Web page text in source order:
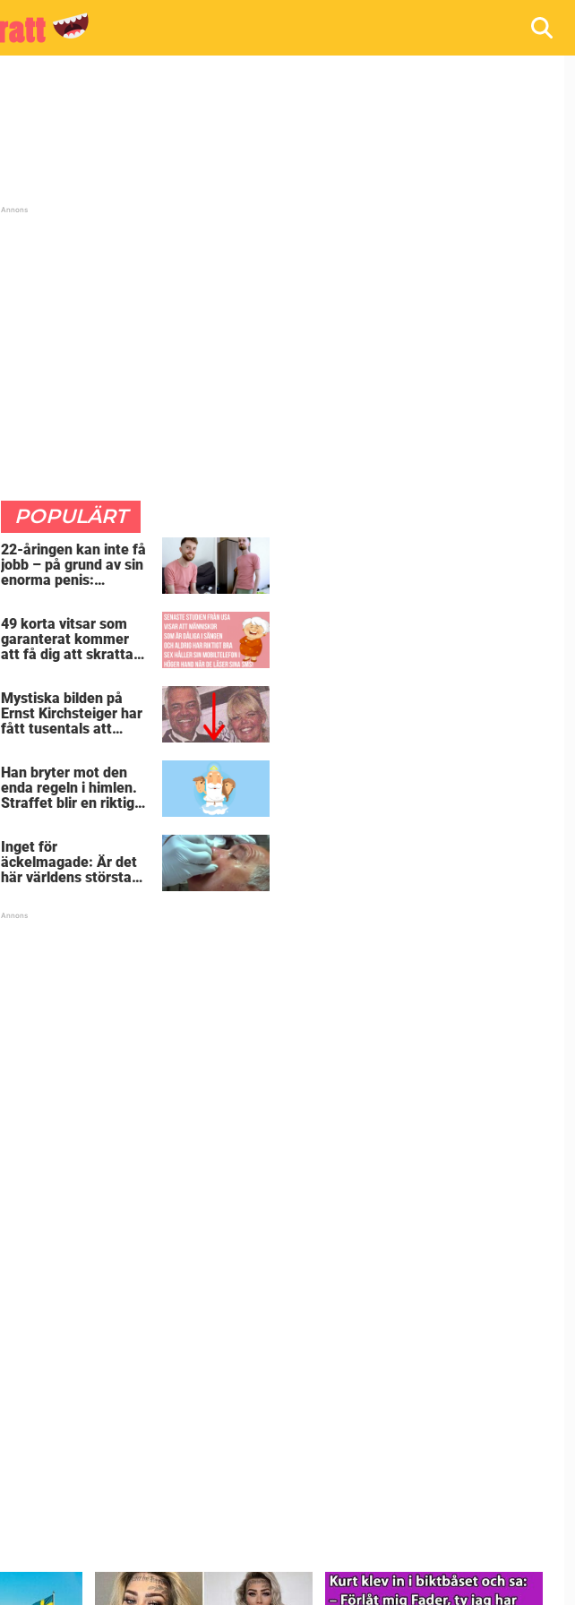
POPULÄRT
22-åringen kan inte få
jobb – på grund av sin
enorma penis:
49 korta vitsar som
garanterat kommer
att få dig att skratta
Mystiska bilden på
Ernst Kirchsteiger har
fått tusentals att
Han bryter mot den
enda regeln i himlen.
Straffet blir en riktigt
Inget för
äckelmagade: Är det
här världens största